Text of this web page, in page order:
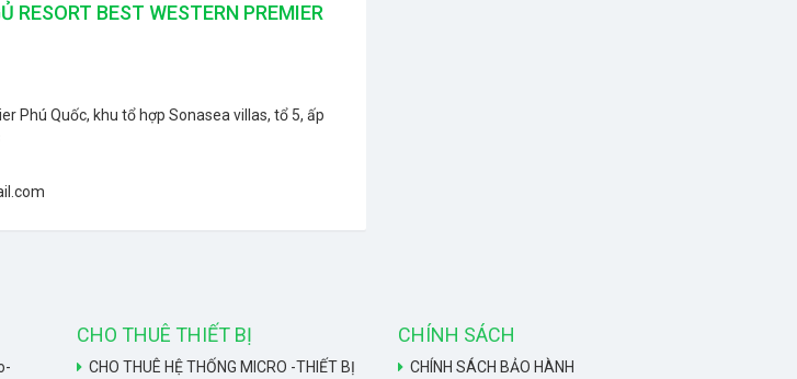
RESORT BEST WESTERN PREMIER
Phú Quốc, khu tổ hợp Sonasea villas, tổ 5, ấp
CHO THUÊ THIẾT BỊ
CHO THUÊ HỆ THỐNG MICRO -THIẾT BỊ
CHÍNH SÁCH
CHÍNH SÁCH BẢO HÀNH